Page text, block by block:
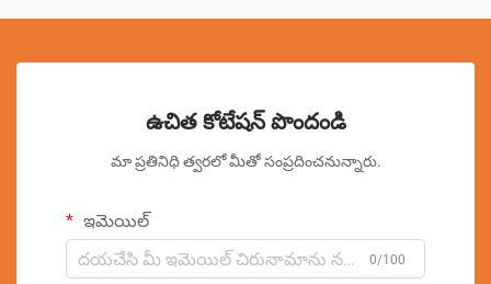
ఉచిత కోటేషన్ పొందండి
మా ప్రతినిధి త్వరలో మీతో సంప్రదించనున్నారు.
ఇమెయిల్
0/100